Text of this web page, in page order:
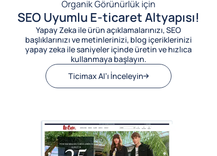
Organik Görünürlük için
SEO Uyumlu E-ticaret Altyapısı!
Yapay Zeka ile ürün açıklamalarınızı, SEO
başlıklarınızı ve metinlerinizi, blog içeriklerinizi
yapay zeka ile saniyeler içinde üretin ve hızlıca
kullanmaya başlayın.
Ticimax AI’ı İnceleyin